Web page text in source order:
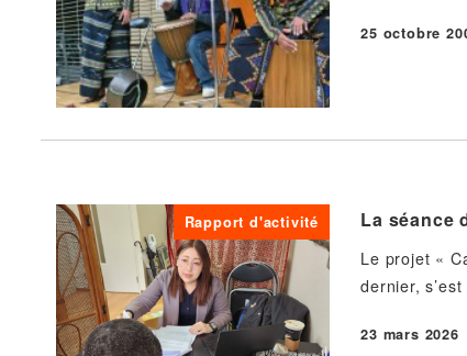
Publié
25 octobre
Rapport d'activité La séance
Le projet «
dernier,
Publié
23 mars 2026